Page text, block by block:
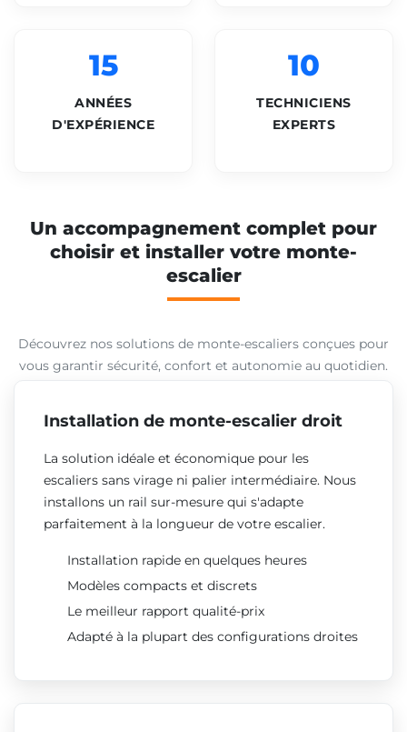
15
ANNÉES
D'EXPÉRIENCE
10
TECHNICIENS
EXPERTS
Un accompagnement complet pour
choisir et installer votre monte-
escalier
Découvrez nos solutions de monte-escaliers conçues pour
vous garantir sécurité, confort et autonomie au quotidien.
Installation de monte-escalier droit
La solution idéale et économique pour les
escaliers sans virage ni palier intermédiaire. Nous
installons un rail sur-mesure qui s'adapte
parfaitement à la longueur de votre escalier.
Installation rapide en quelques heures
Modèles compacts et discrets
Le meilleur rapport qualité-prix
Adapté à la plupart des configurations droites